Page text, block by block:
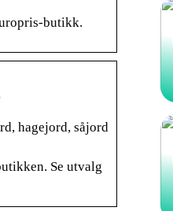
butikk.
hagejord, såjord
Se utvalg